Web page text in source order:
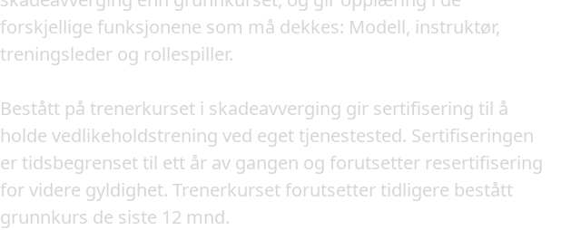
forskjellige funksjonene som må dekkes: Modell, instruktør,
treningsleder og rollespiller.
Bestått på trenerkurset i skadeavverging gir sertifisering til å
holde vedlikeholdstrening ved eget tjenestested. Sertifiseringen
er tidsbegrenset til ett år av gangen og forutsetter resertifisering
for videre gyldighet. Trenerkurset forutsetter tidligere bestått
grunnkurs de siste 12 mnd.